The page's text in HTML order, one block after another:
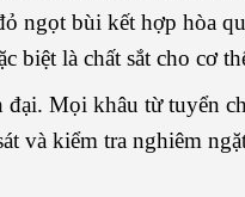
ngọt bùi kết hợp hòa
biệt là chất sắt cho cơ
đại. Mọi khâu từ tuyển
và kiểm tra nghiêm